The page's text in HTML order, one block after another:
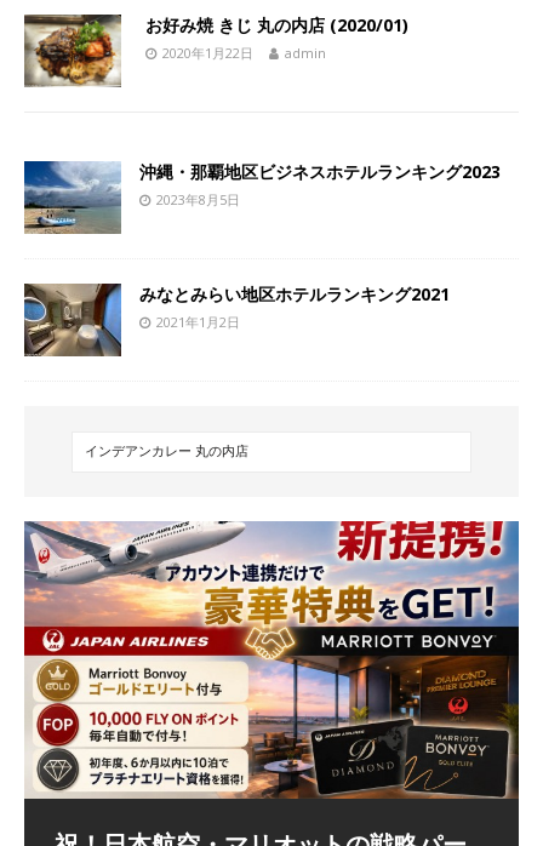
お好み焼 きじ 丸の内店 (2020/01)
2020年1月22日 admin
沖縄・那覇地区ビジネスホテルランキング2023
2023年8月5日
みなとみらい地区ホテルランキング2021
2021年1月2日